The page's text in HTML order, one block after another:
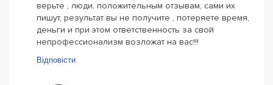
верьте , люди, положительным отзывам, сами их
пишут, результат вы не получите , потеряете время,
деньги и при этом ответственность за свой
непрофессионализм возложат на вас!!!
Відповісти